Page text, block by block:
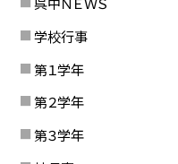
学校行事
第１学年
第２学年
第３学年